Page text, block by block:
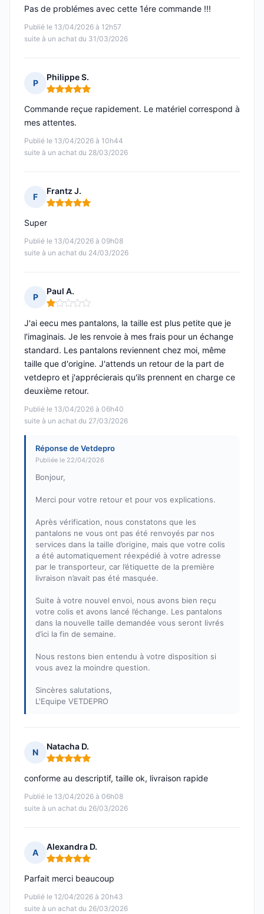
Publié le 13/04/2026 à 12h57
suite à un achat du 31/03/2026
Pas de problémes avec cette 1ére commande !!!
P
Philippe S.
Note : 5 sur 5
Publié le 13/04/2026 à 10h44
suite à un achat du 28/03/2026
Commande reçue rapidement. Le matériel correspond à
mes attentes.
F
Frantz J.
Note : 5 sur 5
Publié le 13/04/2026 à 09h08
suite à un achat du 24/03/2026
Super
P
Paul A.
Note : 1 sur 5
Publié le 13/04/2026 à 06h40
suite à un achat du 27/03/2026
J'ai eecu mes pantalons, la taille est plus petite que je
l'imaginais. Je les renvoie à mes frais pour un échange
standard. Les pantalons reviennent chez moi, même
taille que d'origine. J'attends un retour de la part de
vetdepro et j'apprécierais qu'ils prennent en charge ce
deuxième retour.
Réponse de Vetdepro
Publiée le 22/04/2026
Bonjour,
Merci pour votre retour et pour vos explications.
Après vérification, nous constatons que les
pantalons ne vous ont pas été renvoyés par nos
services dans la taille d’origine, mais que votre colis
a été automatiquement réexpédié à votre adresse
par le transporteur, car l’étiquette de la première
livraison n’avait pas été masquée.
Suite à votre nouvel envoi, nous avons bien reçu
votre colis et avons lancé l’échange. Les pantalons
dans la nouvelle taille demandée vous seront livrés
d’ici la fin de semaine.
Nous restons bien entendu à votre disposition si
vous avez la moindre question.
Sincères salutations,
L'Equipe VETDEPRO
N
Natacha D.
Note : 5 sur 5
Publié le 13/04/2026 à 06h08
suite à un achat du 26/03/2026
conforme au descriptif, taille ok, livraison rapide
A
Alexandra D.
Note : 5 sur 5
Publié le 12/04/2026 à 20h43
suite à un achat du 26/03/2026
Parfait merci beaucoup